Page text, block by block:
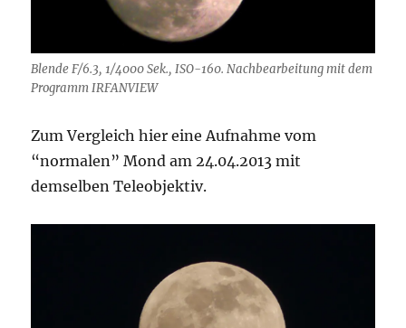
Blende F/6.3, 1/4000 Sek., ISO-160. Nachbearbeitung mit dem
Programm IRFANVIEW
Zum Vergleich hier eine Aufnahme vom
“normalen” Mond am 24.04.2013 mit
demselben Teleobjektiv.